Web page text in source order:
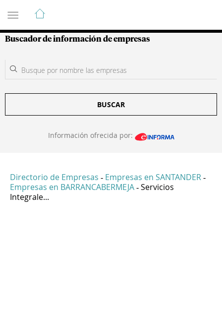
Guía de Empresas Colombianas
Buscador de información de empresas
BUSCAR
Información ofrecida por:
Directorio de Empresas - Empresas en SANTANDER -
Empresas en BARRANCABERMEJA - Servicios
Integrale...